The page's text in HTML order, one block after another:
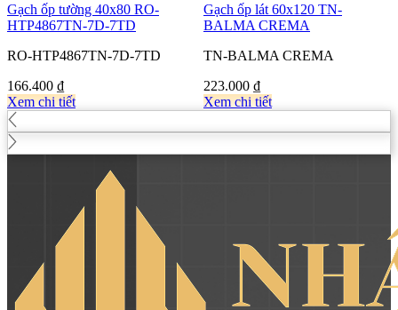
Gạch ốp tường 40x80 RO-
HTP4867TN-7D-7TD
RO-HTP4867TN-7D-7TD
166.400 ₫
Xem chi tiết
Gạch ốp lát 60x120 TN-
BALMA CREMA
TN-BALMA CREMA
223.000 ₫
Xem chi tiết